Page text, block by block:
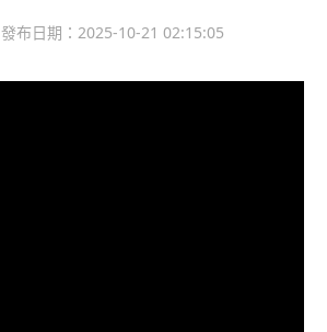
發布日期：2025-10-21 02:15:05